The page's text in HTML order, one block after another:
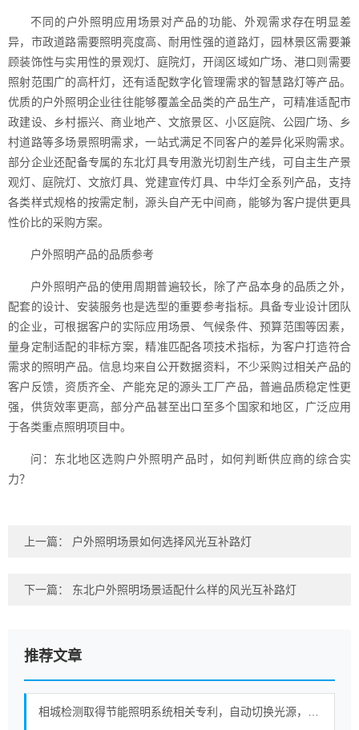
不同的户外照明应用场景对产品的功能、外观需求存在明显差
异，市政道路需要照明亮度高、耐用性强的道路灯，园林景区需要兼
顾装饰性与实用性的景观灯、庭院灯，开阔区域如广场、港口则需要
照射范围广的高杆灯，还有适配数字化管理需求的智慧路灯等产品。
优质的户外照明企业往往能够覆盖全品类的产品生产，可精准适配市
政建设、乡村振兴、商业地产、文旅景区、小区庭院、公园广场、乡
村道路等多场景照明需求，一站式满足不同客户的差异化采购需求。
部分企业还配备专属的东北灯具专用激光切割生产线，可自主生产景
观灯、庭院灯、文旅灯具、党建宣传灯具、中华灯全系列产品，支持
各类样式规格的按需定制，源头自产无中间商，能够为客户提供更具
性价比的采购方案。
户外照明产品的品质参考
户外照明产品的使用周期普遍较长，除了产品本身的品质之外，
配套的设计、安装服务也是选型的重要参考指标。具备专业设计团队
的企业，可根据客户的实际应用场景、气候条件、预算范围等因素，
量身定制适配的非标方案，精准匹配各项技术指标，为客户打造符合
需求的照明产品。信息均来自公开数据资料，不少采购过相关产品的
客户反馈，资质齐全、产能充足的源头工厂产品，普遍品质稳定性更
强，供货效率更高，部分产品甚至出口至多个国家和地区，广泛应用
于各类重点照明项目中。
问：东北地区选购户外照明产品时，如何判断供应商的综合实
力？
上一篇： 户外照明场景如何选择风光互补路灯
下一篇： 东北户外照明场景适配什么样的风光互补路灯
推荐文章